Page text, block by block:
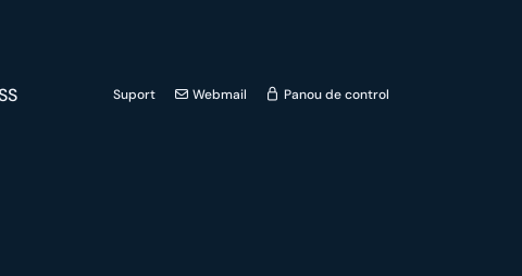
Suport Webmail Panou de control